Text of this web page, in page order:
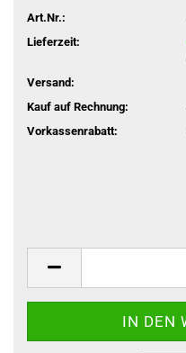
Art.Nr.:
Lieferzeit:
Versand:
Kauf auf Rechnung:
Vorkassenrabatt: